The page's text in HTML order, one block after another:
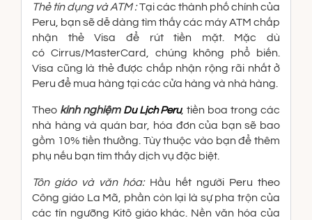
Thẻ tín dụng và ATM :Tại các thành phố chính của
Peru, bạn sẽ dễ dàng tìm thấy các máy ATM chấp
nhận thẻ Visa để rút tiền mặt. Mặc dù
có Cirrus/MasterCard, chúng không phổ biến.
Visa cũng là thẻ được chấp nhận rộng rãi nhất ở
Peru để mua hàng tại các cửa hàng và nhà hàng.
Theo kinh nghiệm Du Lịch Peru, tiền boa trong các
nhà hàng và quán bar, hóa đơn của bạn sẽ bao
gồm 10% tiền thưởng. Tùy thuộc vào bạn để thêm
phụ nếu bạn tìm thấy dịch vụ đặc biệt.
Tôn giáo và văn hóa:Hầu hết người Peru theo
Công giáo La Mã, phần còn lại là sự pha trộn của
các tín ngưỡng Kitô giáo khác. Nền văn hóa của